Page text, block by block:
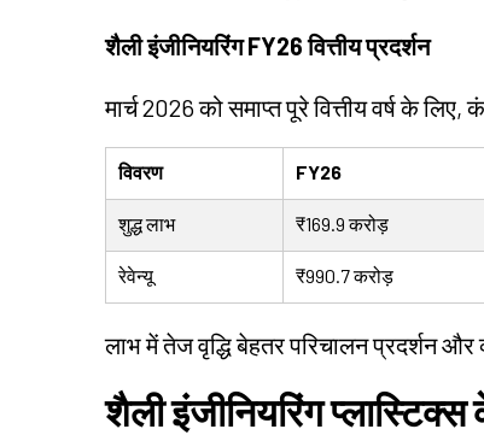
शैली इंजीनियरिंग FY26 वित्तीय प्रदर्शन
मार्च 2026 को समाप्त पूरे वित्तीय वर्ष के
विवरण FY26
शुद्ध लाभ ₹169.9 करोड़
रेवेन्यू ₹990.7 करोड़
लाभ में तेज वृद्धि बेहतर परिचालन प्रदर्शन और
शैली इंजीनियरिंग प्लास्टिक्स